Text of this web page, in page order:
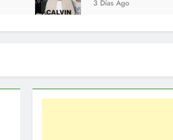
3 Días Ago